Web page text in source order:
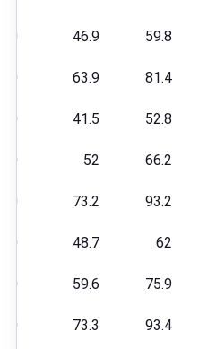
59.8
46.9
81.4
63.9
52.8
41.5
66.2
52
93.2
73.2
62
48.7
75.9
59.6
93.4
73.3